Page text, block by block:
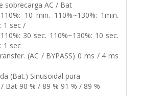
sobrecarga AC / Bat
10 min. 110%~130%: 1min.
1 sec /
30 sec. 110%~130%: 10 sec.
1 sec
(AC / BYPASS) 0 ms / 4 ms
(Bat.) Sinusoidal pura
/ Bat 90 % / 89 % 91 % / 89 %